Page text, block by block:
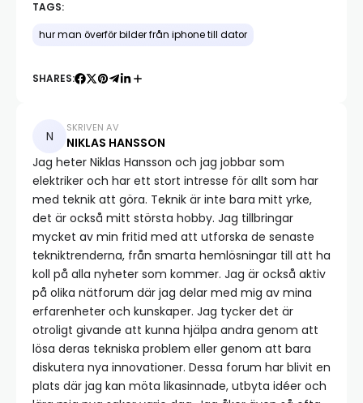
TAGS:
hur man överför bilder från iphone till dator
SHARES:
SKRIVEN AV
NIKLAS HANSSON
Jag heter Niklas Hansson och jag jobbar som
elektriker och har ett stort intresse för allt som har
med teknik att göra. Teknik är inte bara mitt yrke,
det är också mitt största hobby. Jag tillbringar
mycket av min fritid med att utforska de senaste
tekniktrenderna, från smarta hemlösningar till att ha
koll på alla nyheter som kommer. Jag är också aktiv
på olika nätforum där jag delar med mig av mina
erfarenheter och kunskaper. Jag tycker det är
otroligt givande att kunna hjälpa andra genom att
lösa deras tekniska problem eller genom att bara
diskutera nya innovationer. Dessa forum har blivit en
plats där jag kan möta likasinnade, utbyta idéer och